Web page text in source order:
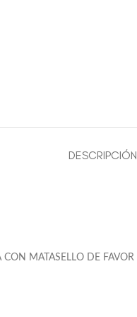
DESCRIPCIÓN
CON MATASELLO DE FAVOR